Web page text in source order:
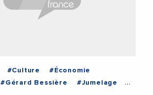
#Culture
#Économie
#Gérard Bessière
#Jumelage